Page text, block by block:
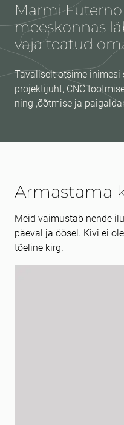
Eesnimi
Motivatsioonikiri
Marmi
meeskonnas
vaja teatud
Tavaliselt otsime inimesi
projektijuht, CNC
ning ,õõtmise ja
Armastama
Meid vaimustab nende
päeval ja öösel. Kivi ei
tõeline kirg.